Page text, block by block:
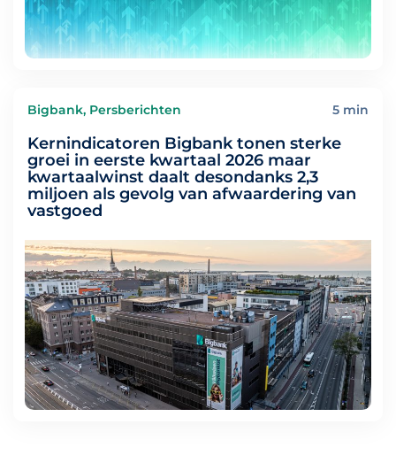
Bigbank, Persberichten 5 min
Kernindicatoren Bigbank tonen sterke
groei in eerste kwartaal 2026 maar
kwartaalwinst daalt desondanks 2,3
miljoen als gevolg van afwaardering van
vastgoed